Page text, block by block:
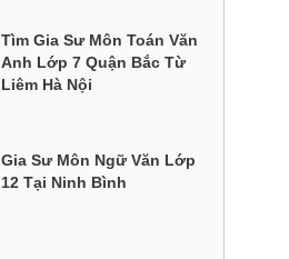
Tìm Gia Sư Môn Toán Văn
Anh Lớp 7 Quận Bắc Từ
Liêm Hà Nội
Gia Sư Môn Ngữ Văn Lớp
12 Tại Ninh Bình